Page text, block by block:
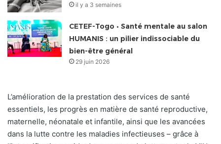
il y a 3 semaines
CETEF-Togo • Santé mentale au salon
HUMANIS : un pilier indissociable du
bien-être général
29 juin 2026
L’amélioration de la prestation des services de santé
essentiels, les progrès en matière de santé reproductive,
maternelle, néonatale et infantile, ainsi que les avancées
dans la lutte contre les maladies infectieuses – grâce à